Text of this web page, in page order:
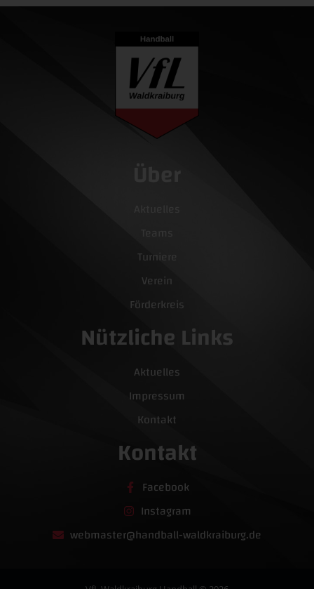
Über
Turniere
Verein
Förderkreis
Nützliche Links
Aktuelles
Impressum
Kontakt
Kontakt
Facebook
Instagram
webmaster@handball-waldkraiburg.de